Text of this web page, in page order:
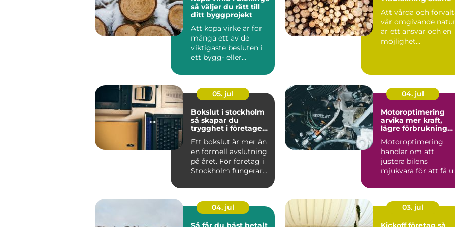
så väljer du rätt till
ditt byggprojekt
Att köpa virke är för
många ett av de
viktigaste besluten i
ett bygg- eller
Vale...
Att vårda och
vår omgivande natur
är ett ansvar och en
möjlighet...
05. jul
Bokslut i stockholm
så skapar du
trygghet i företagets
Ett bokslut är mer än
en formell avslutning
på året. För företag i
Stockholm fungerar
04. jul
Motoroptimering
arvika mer kraft,
lägre förbrukning
Motoroptimering
handlar om att
justera bilens
mjukvara för att få
att byta någ...
04. jul
03. jul